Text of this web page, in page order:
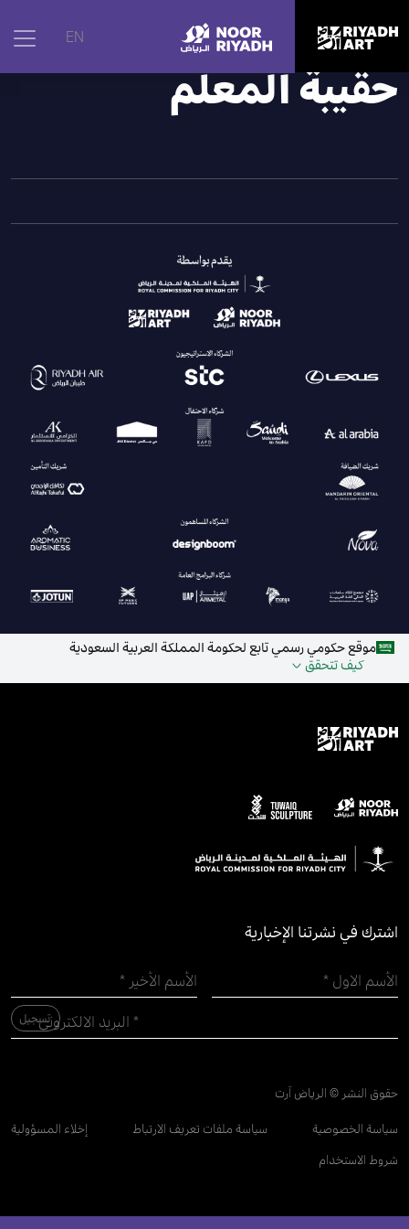
EN الرئيسية | الأنشطة حقيبة المعلم
حقيبة المعلم
موقع حكومي رسمي تابع لحكومة المملكة العربية السعودية
كيف تتحقق
اشترك في نشرتنا الإخبارية
حقوق النشر © الرياض آرت
سياسة الخصوصية سياسة ملفات تعريف الارتباط
إخلاء المسؤولية
شروط الاستخدام